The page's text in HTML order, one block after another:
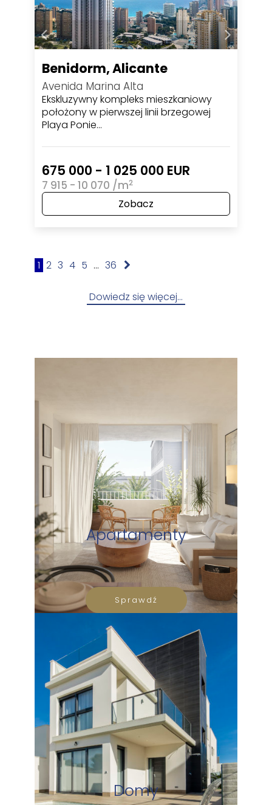
Benidorm, Alicante
Avenida Marina Alta
Ekskluzywny kompleks mieszkaniowy
położony w pierwszej linii brzegowej
Playa Ponie…
675 000 - 1 025 000 EUR
7 915 - 10 070 /m2
Zobacz
1 2 3 4 5 ... 36
Dowiedz się więcej…
Apartamenty
Sprawdź
Domy